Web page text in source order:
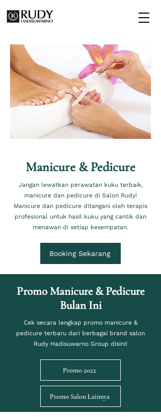
Manicure & Pedicure
Jangan lewatkan perawatan kuku terbaik,
manicure dan pedicure di Salon Rudy!
Manicure dan pedicure ditangani oleh terapis
profesional untuk hasil kuku yang cantik dan
menawan di setiap kesempatan.
Booking Sekarang
Promo Manicure & Pedicure
Bulan Ini
Cek secara lengkap promo manicure &
pedicure terbaru dari berbagai brand salon
Rudy Hadisuwarno Group disini!
Promo 2022
Promo Salon Lainnya